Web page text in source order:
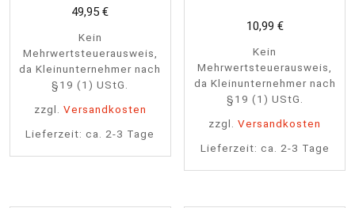
49,95€
Kein
Mehrwertsteuerausweis,
da Kleinunternehmer nach
§19 (1) UStG.
zzgl. Versandkosten
Lieferzeit:ca. 2-3 Tage
10,99 €
Kein
Mehrwertsteuerausweis,
da Kleinunternehmer nach
§19 (1) UStG.
zzgl.Versandkosten
Lieferzeit: ca. 2-3 Tage